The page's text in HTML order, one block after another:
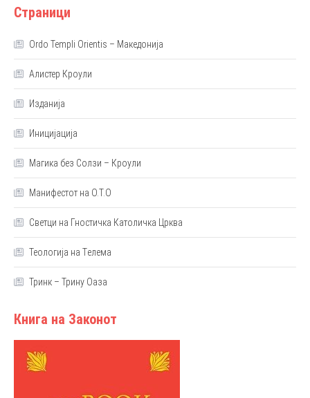
Страници
Ordo Templi Orientis – Македонија
Алистер Кроули
Изданија
Иницијација
Магика без Солзи – Кроули
Манифестот на О.Т.О
Светци на Гностичка Католичка Црква
Теологија на Tелема
Тринк – Трину Оаза
Книга на Законот